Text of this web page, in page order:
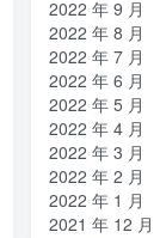
2022 年 9 月
2022 年 8 月
2022 年 7 月
2022 年 6 月
2022 年 5 月
2022 年 4 月
2022 年 3 月
2022 年 2 月
2022 年 1 月
2021 年 12 月